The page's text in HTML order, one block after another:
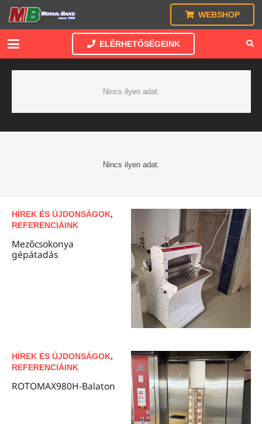
WEBSHOP
ELÉRHETŐSÉGEINK
Nincs ilyen adat.
Nincs ilyen adat.
HÍREK ÉS ÚJDONSÁGOK,
REFERENCIÁINK
Mezőcsokonya
gépátadás
HÍREK ÉS ÚJDONSÁGOK,
REFERENCIÁINK
ROTOMAX980H-Balaton